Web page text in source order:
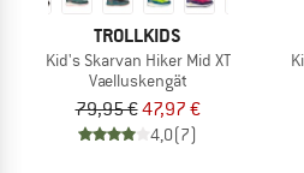
TROLLKIDS
Kid's Skarvan Hiker Mid XT
Vaelluskengät
79,95 €47,97 €
4,0(7)